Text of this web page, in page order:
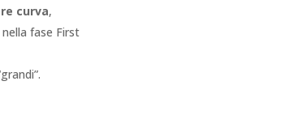
curva,
fase First